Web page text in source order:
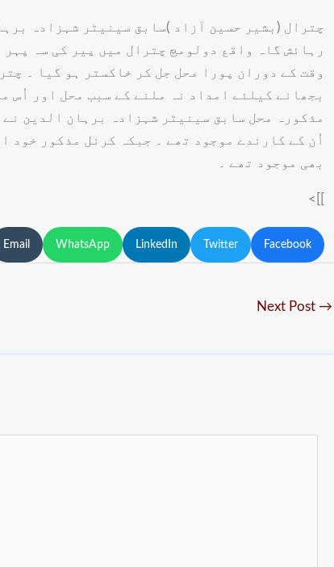
چترال (بشیر حسین آزاد )سابق سینیٹر شہزادہ
رہائش گاہ واقع دولومچ چترال میں پیر کی سہ
وقت کے دوران پورا محل جل کر خاکستر ہو گیا ۔
بجھانے کیلئے امداد نہ ملنے کے سبب محل اور اُس
مذکورہ محل سابق سینیٹر شہزادہ برہان الدین
اُن کے کارندے موجود تھے ۔ جبکہ کرنل مذکور خود
بھی موجود تھے ۔
]]>
Facebook
Twitter
LinkedIn
WhatsApp
Email
Next Post →